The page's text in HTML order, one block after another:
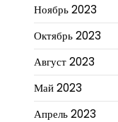
Ноябрь 2023
Октябрь 2023
Август 2023
Май 2023
Апрель 2023